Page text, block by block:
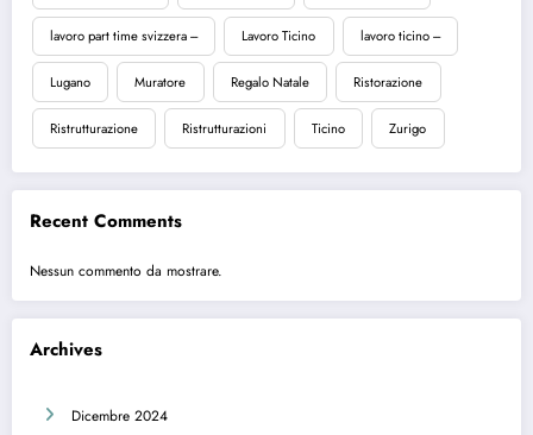
lavoro part time svizzera --- Lavoro Ticino lavoro ticino ---
Lugano Muratore Regalo Natale Ristorazione
Ristrutturazione Ristrutturazioni Ticino Zurigo
Recent Comments
Nessun commento da mostrare.
Archives
Dicembre 2024